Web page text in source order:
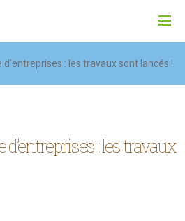
d’entreprises : les travaux sont lancés !
: les travaux